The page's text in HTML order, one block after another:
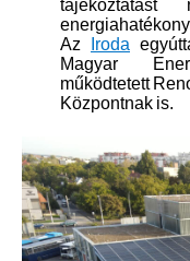
tájékoztatást
Az
Iroda​
Magyar
működtetett
Központnak is.